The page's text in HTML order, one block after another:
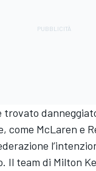
trovato
come McLaren e
Il team di Milton